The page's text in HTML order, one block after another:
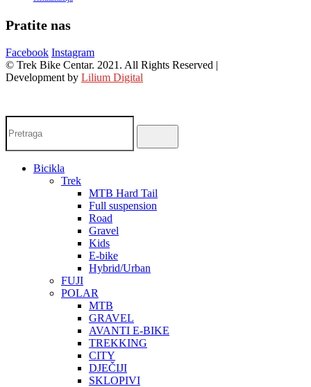
Pratite nas
Facebook Instagram
© Trek Bike Centar. 2021. All Rights Reserved |
Development by Lilium Digital
Bicikla
Trek
MTB Hard Tail
Full suspension
Road
Gravel
Kids
E-bike
Hybrid/Urban
FUJI
POLAR
MTB
GRAVEL
AVANTI E-BIKE
TREKKING
CITY
DJEČIJI
SKLOPIVI